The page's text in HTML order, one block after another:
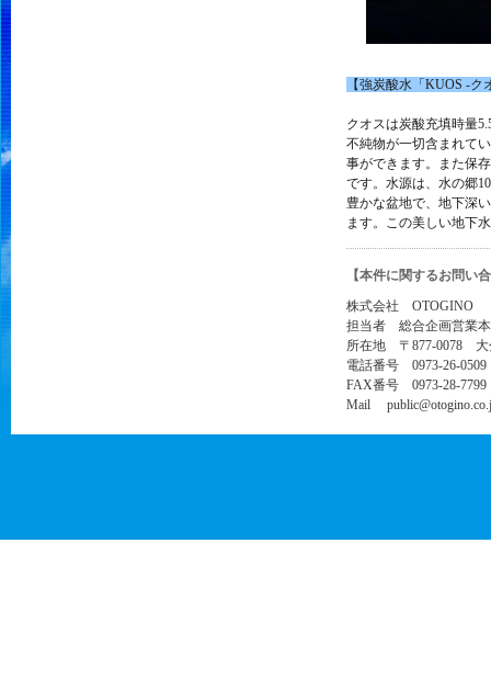
【強炭酸水「KUOS -ク
クオスは炭酸充填時量
不純物が一切含まれて
事ができます。また保
です。水源は、水の郷
豊かな盆地で、地下深
ます。この美しい地下
【本件に関するお問い
株式会社 OTOGINO
担当者 総合企画営業
所在地 〒877-0078 大
電話番号 0973-26-0509
FAX番号 0973-28-7799
Mail